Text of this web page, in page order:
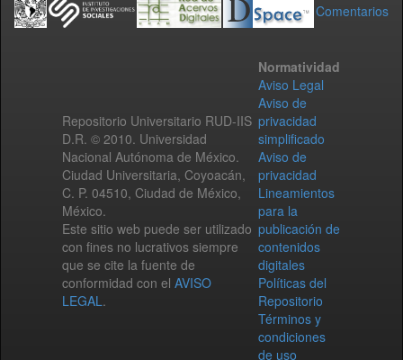
Comentarios
Repositorio Universitario RUD-IIS
D.R. © 2010. Universidad
Nacional Autónoma de México.
Ciudad Universitaria, Coyoacán,
C. P. 04510, Ciudad de México,
México.
Este sitio web puede ser utilizado
con fines no lucrativos siempre
que se cite la fuente de
conformidad con el AVISO
LEGAL.
Normatividad
Aviso Legal
Aviso de
privacidad
simplificado
Aviso de
privacidad
Lineamientos
para la
publicación de
contenidos
digitales
Políticas del
Repositorio
Términos y
condiciones
de uso